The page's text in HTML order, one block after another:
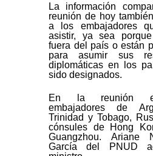
La información
reunión de hoy
a los embajadores
asistir, ya sea
fuera del país o están
para asumir sus
diplomáticas en los
sido designados.
En la reunión
embajadores de
Trinidad y Tobago,
cónsules de Hong
Guangzhou. Ariane
García del PNUD